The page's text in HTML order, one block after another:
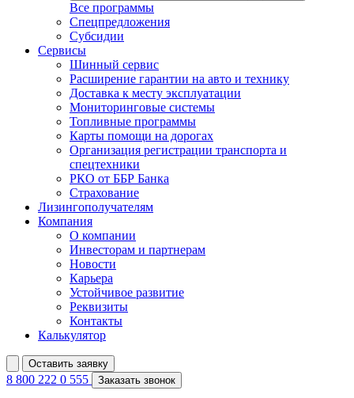
Все программы
Спецпредложения
Субсидии
Сервисы
Шинный сервис
Расширение гарантии на авто и технику
Доставка к месту эксплуатации
Мониторинговые системы
Топливные программы
Карты помощи на дорогах
Организация регистрации транспорта и
спецтехники
РКО от ББР Банка
Страхование
Лизингополучателям
Компания
О компании
Инвесторам и партнерам
Новости
Карьера
Устойчивое развитие
Реквизиты
Контакты
Калькулятор
Оставить заявку
8 800 222 0 555 Заказать звонок